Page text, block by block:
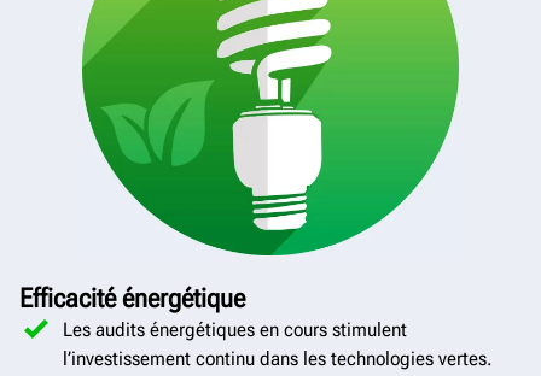
Efficacité énergétique
Les audits énergétiques en cours stimulent
l’investissement continu dans les technologies vertes.